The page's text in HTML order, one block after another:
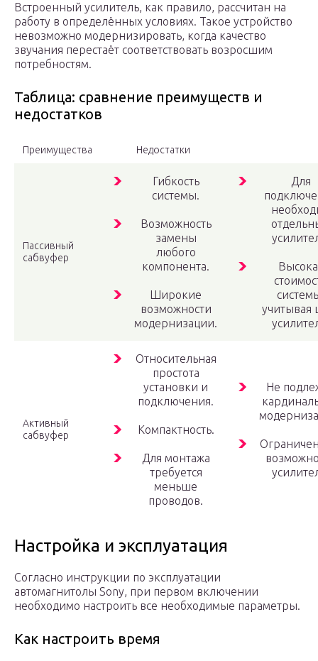
Встроенный усилитель, как правило, рассчитан на
работу в определённых условиях. Такое устройство
невозможно модернизировать, когда качество
звучания перестаёт соответствовать возросшим
потребностям.
Таблица: сравнение преимуществ и
недостатков
Преимущества Недостатки
Пассивный
сабвуфер
Гибкость
системы.
Возможность
замены
любого
компонента.
Широкие
возможности
модернизации.
Для
учитывая
Активный
сабвуфер
Относительная
простота
установки и
подключения.
Компактность.
Для монтажа
требуется
меньше
проводов.
Не
Настройка и эксплуатация
Согласно инструкции по эксплуатации
автомагнитолы Sony, при первом включении
необходимо настроить все необходимые параметры.
Как настроить время